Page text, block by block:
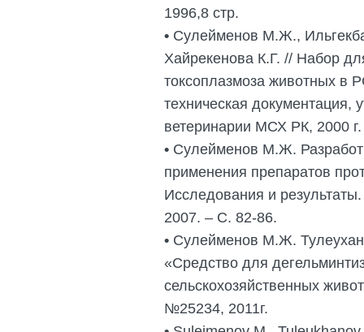
1996,8 стр.
• Сулейменов М.Ж.,
Хайрекенова К.Г. // Набор
токсоплазмоза животных в
техническая документация,
ветеринарии МСХ РК, 2000 г.
• Сулейменов М.Ж.
применения препаратов
Исследования и
2007. – С. 82-86.
• Сулейменов М.Ж.
«Средство для
сельскохозяйственных
№25234, 2011г.